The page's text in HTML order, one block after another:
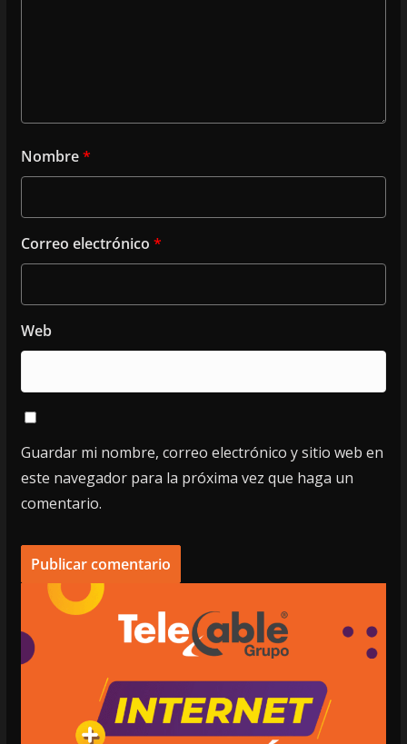
Nombre*
Correo electrónico *
Web
Guardar mi nombre, correo electrónico y sitio web en
este navegador para la próxima vez que haga un
comentario.